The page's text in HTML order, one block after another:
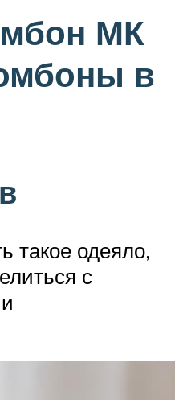
МК
в
такое одеяло,
с